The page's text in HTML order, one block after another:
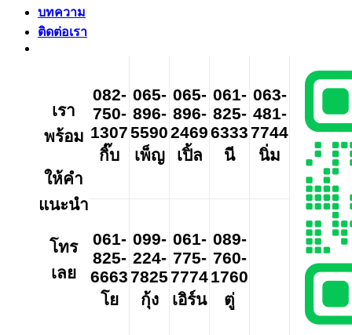
บทความ
ติดต่อเรา
เรา
พร้อม
ให้คำ
แนะนำ
โทร
เลย
082-
750-
1307
กิ๊บ
065-
896-
5590
เพ็ญ
065-
896-
2469
เปิ้ล
061-
825-
6333
นี
063-
481-
7744
นิ่ม
061-
825-
6663
โย
099-
224-
7825
กุ้ง
061-
775-
7774
เอิร์น
089-
760-
1760
ตู่